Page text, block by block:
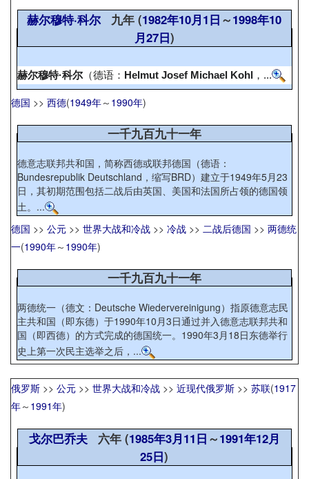
赫尔穆特·科尔 九年 (1982年10月1日 ～1998年10
月27日)
赫尔穆特·科尔 （德语： Helmut Josef Michael Kohl ，...
德国 >> 西德(1949年～ 1990年)
一千九百九十一年
德意志联邦共和国，简称西德或联邦德国（德语：
Bundesrepublik Deutschland，缩写BRD）建立于1949年5月23
日，其初期范围包括二战后由英国、美国和法国所占领的德国领
土。...
德国 >> 公元 >> 世界大战和冷战 >> 冷战 >> 二战后德国 >> 两德统
一(1990年～ 1990年)
一千九百九十一年
两德统一（德文：Deutsche Wiedervereinigung）指原德意志民
主共和国（即东德）于1990年10月3日通过并入德意志联邦共和
国（即西德）的方式完成的德国统一。1990年3月18日东德举行
史上第一次民主选举之后，...
俄罗斯 >> 公元 >> 世界大战和冷战 >> 近现代俄罗斯 >> 苏联(1917
年～ 1991年)
戈尔巴乔夫六年 (1985年3月11日 ～1991年12月
25日)